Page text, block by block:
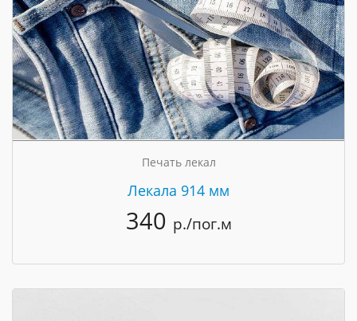
Печать лекал
Лекала 914 мм
340 р./пог.м